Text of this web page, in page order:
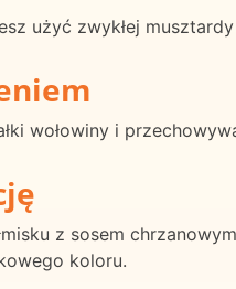
użyć zwykłej
wołowiny i
z sosem
koloru.